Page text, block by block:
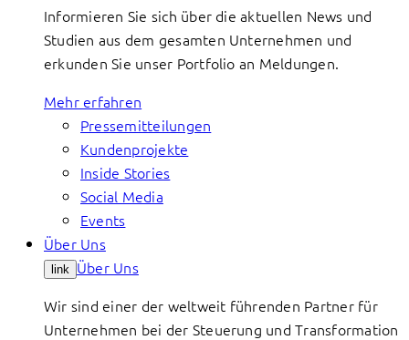
Informieren Sie sich über die aktuellen News und
Studien aus dem gesamten Unternehmen und
erkunden Sie unser Portfolio an Meldungen.
Mehr erfahren
Pressemitteilungen
Kundenprojekte
Inside Stories
Social Media
Events
Über Uns
link Über Uns
Wir sind einer der weltweit führenden Partner für
Unternehmen bei der Steuerung und Transformation